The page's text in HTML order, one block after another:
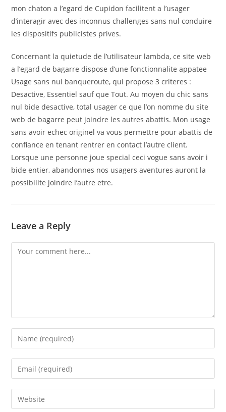
mon chaton a l’egard de Cupidon facilitent a l’usager
d’interagir avec des inconnus challenges sans nul conduire
les dispositifs publicistes prives.
Concernant la quietude de l’utilisateur lambda, ce site web
a l’egard de bagarre dispose d’une fonctionnalite appatee
Usage sans nul banqueroute, qui propose 3 criteres :
Desactive, Essentiel sauf que Tout. Au moyen du chic sans
nul bide desactive, total usager ce que l’on nomme du site
web de bagarre peut joindre les autres abattis. Mon usage
sans avoir echec originel va vous permettre pour abattis de
confiance en tenant rentrer en contact l’autre client.
Lorsque une personne joue special ceci vogue sans avoir i
bide entier, abandonnes nos usagers aventures auront la
possibilite joindre l’autre etre.
Leave a Reply